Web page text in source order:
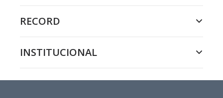
RECORD
INSTITUCIONAL